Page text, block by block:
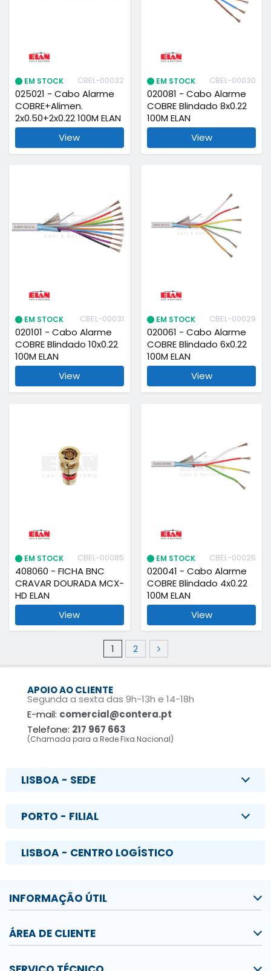
EM STOCK CBEL-00032
025021 - Cabo Alarme
COBRE+Alimen.
2x0.50+2x0.22 100M ELAN
View
EM STOCK CBEL-00030
020081 - Cabo Alarme
COBRE Blindado 8x0.22
100M ELAN
View
EM STOCK CBEL-00031
020101 - Cabo Alarme
COBRE Blindado 10x0.22
100M ELAN
View
EM STOCK CBEL-00029
020061 - Cabo Alarme
COBRE Blindado 6x0.22
100M ELAN
View
EM STOCK CBEL-00085
408060 - FICHA BNC
CRAVAR DOURADA MCX-
HD ELAN
View
EM STOCK CBEL-00026
020041 - Cabo Alarme
COBRE Blindado 4x0.22
100M ELAN
View
1 2
APOIO AO CLIENTE
Segunda a sexta das 9h-13h e 14-18h
E-mail: comercial@contera.pt
Telefone: 217 967 663
(Chamada para a Rede Fixa Nacional)
LISBOA - SEDE
PORTO - FILIAL
LISBOA - CENTRO LOGÍSTICO
INFORMAÇÃO ÚTIL
ÁREA DE CLIENTE